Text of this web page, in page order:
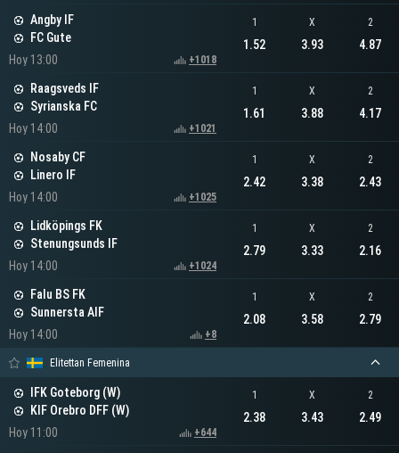
Angby IF
FC Gute
Hoy 13:00
+1018
1
1.52
X
3.93
2
4.87
Raagsveds IF
Syrianska FC
Hoy 14:00
+1021
1
1.61
X
3.88
2
4.17
Nosaby CF
Linero IF
Hoy 14:00
+1025
1
2.42
X
3.38
2
2.43
Lidköpings FK
Stenungsunds IF
Hoy 14:00
+1024
1
2.79
X
3.33
2
2.16
Falu BS FK
Sunnersta AIF
Hoy 14:00
+8
1
2.08
X
3.58
2
2.79
Elitettan Femenina
IFK Goteborg (W)
KIF Orebro DFF (W)
Hoy 11:00
+644
1
2.38
X
3.43
2
2.49